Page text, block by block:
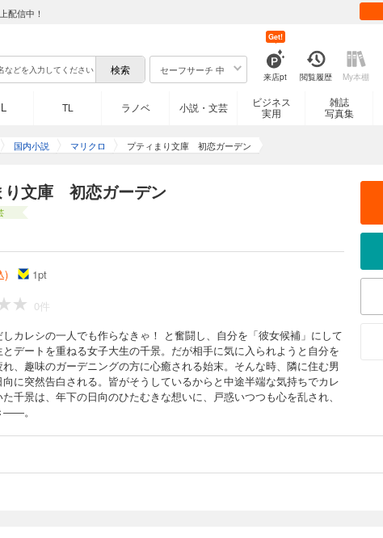
配信中！
セーフサーチ 中
来店pt
Get!
閲覧履歴 My本棚
TL ラノベ 小説・文芸
ビジネス
実用
雑誌
写真集
国内小説 マリクロ プティまり文庫 初恋ガーデン
り文庫 初恋ガーデン
) 1pt
0件
しカレシの一人でも作らなきゃ！ と奮闘し、自分を「彼女候補」にして
とデートを重ねる女子大生の千景。だが相手に気に入られようと自分を
、趣味のガーデニングの方に心癒される始末。そんな時、隣に住む男
に突然告白される。皆がそうしているからと中途半端な気持ちでカレ
千景は、年下の日向のひたむきな想いに、戸惑いつつも心を乱され、
――。